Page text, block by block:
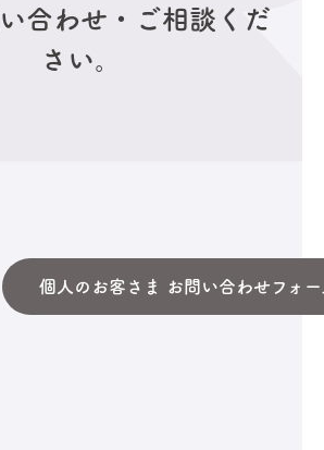
合わせ・ご相談くだ
さい。
個人のお客さま お問い合わせフォー